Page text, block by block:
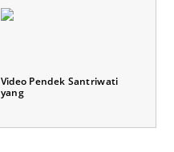
Video Pendek Santriwati
yang